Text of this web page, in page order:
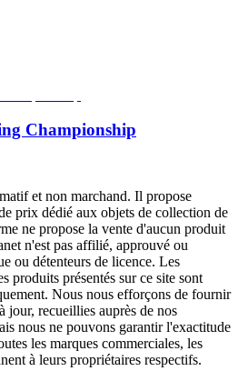
Championship
et non marchand. Il propose
prix dédié aux objets de collection de
ne propose la vente d'aucun produit
n'est pas affilié, approuvé ou
ou détenteurs de licence. Les
produits présentés sur ce site sont
Nous nous efforçons de fournir
jour, recueillies auprès de nos
nous ne pouvons garantir l'exactitude
les marques commerciales, les
à leurs propriétaires respectifs.